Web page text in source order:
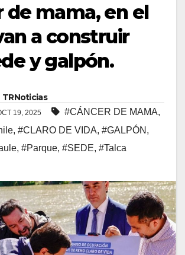
de mama, en el
a construir
y galpón.
TRNoticias
19, 2025 #CÁNCER DE MAMA,
, #CLARO DE VIDA, #GALPÓN ,
, #Parque, #SEDE, #Talca